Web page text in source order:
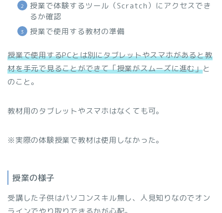
授業で体験するツール（Scratch）にアクセスでき
るか確認
授業で使用する教材の準備
授業で使用するPCとは別にタブレットやスマホがあると教
材を手元で見ることができて「授業がスムーズに進む」と
のこと。
教材用のタブレットやスマホはなくても可。
※実際の体験授業で教材は使用しなかった。
授業の様子
受講した子供はパソコンスキル無し、人見知りなのでオン